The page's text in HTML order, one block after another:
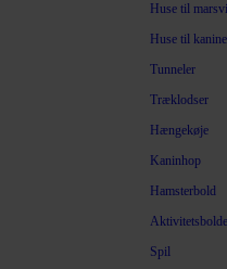
Huse til
Huse til
Tunneler
Træklodser
Hængekøje
Kaninhop
Hamsterbold
Aktivitetsbolde
Spil